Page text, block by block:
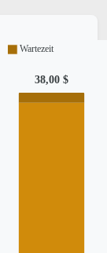
38,00 $
Wartezeit